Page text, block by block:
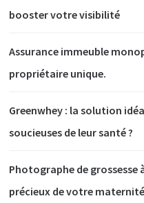
booster votre visibilité
Assurance immeuble
propriétaire unique.
Greenwhey : la solution
soucieuses de leur santé ?
Photographe de grossesse
précieux de votre maternité